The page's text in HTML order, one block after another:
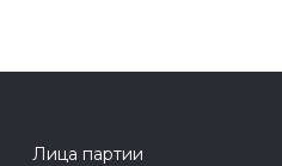
Лица партии